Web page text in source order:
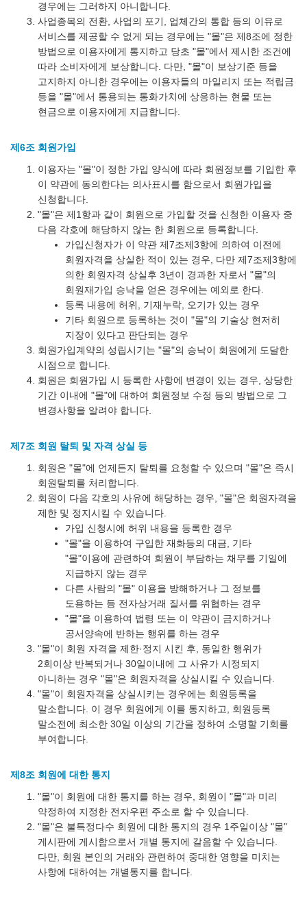
경우에는 그러하지 아니합니다.
사업종목의 전환, 사업의 포기, 업체간의 통합 등의 이유로
서비스를 제공할 수 없게 되는 경우에는 "몰"은 제8조에 정한
방법으로 이용자에게 통지하고 당초 "몰"에서 제시한 조건에
따라 소비자에게 보상합니다. 다만, "몰"이 보상기준 등을
고지하지 아니한 경우에는 이용자들의 마일리지 또는 적립금
등을 "몰"에서 통용되는 통화가치에 상응하는 현물 또는
현금으로 이용자에게 지급합니다.
제6조 회원가입
이용자는 "몰"이 정한 가입 양식에 따라 회원정보를 기입한 후
이 약관에 동의한다는 의사표시를 함으로서 회원가입을
신청합니다.
"몰"은 제1항과 같이 회원으로 가입할 것을 신청한 이용자 중
다음 각호에 해당하지 않는 한 회원으로 등록합니다.
가입신청자가 이 약관 제7조제3항에 의하여 이전에
회원자격을 상실한 적이 있는 경우, 다만 제7조제3항에
의한 회원자격 상실후 3년이 경과한 자로서 "몰"의
회원재가입 승낙을 얻은 경우에는 예외로 한다.
등록 내용에 허위, 기재누락, 오기가 있는 경우
기타 회원으로 등록하는 것이 "몰"의 기술상 현저히
지장이 있다고 판단되는 경우
회원가입계약의 성립시기는 "몰"의 승낙이 회원에게 도달한
시점으로 합니다.
회원은 회원가입 시 등록한 사항에 변경이 있는 경우, 상당한
기간 이내에 "몰"에 대하여 회원정보 수정 등의 방법으로 그
변경사항을 알려야 합니다.
제7조 회원 탈퇴 및 자격 상실 등
회원은 "몰"에 언제든지 탈퇴를 요청할 수 있으며 "몰"은 즉시
회원탈퇴를 처리합니다.
회원이 다음 각호의 사유에 해당하는 경우, "몰"은 회원자격을
제한 및 정지시킬 수 있습니다.
가입 신청시에 허위 내용을 등록한 경우
"몰"을 이용하여 구입한 재화등의 대금, 기타
"몰"이용에 관련하여 회원이 부담하는 채무를 기일에
지급하지 않는 경우
다른 사람의 "몰" 이용을 방해하거나 그 정보를
도용하는 등 전자상거래 질서를 위협하는 경우
"몰"을 이용하여 법령 또는 이 약관이 금지하거나
공서양속에 반하는 행위를 하는 경우
"몰"이 회원 자격을 제한·정지 시킨 후, 동일한 행위가
2회이상 반복되거나 30일이내에 그 사유가 시정되지
아니하는 경우 "몰"은 회원자격을 상실시킬 수 있습니다.
"몰"이 회원자격을 상실시키는 경우에는 회원등록을
말소합니다. 이 경우 회원에게 이를 통지하고, 회원등록
말소전에 최소한 30일 이상의 기간을 정하여 소명할 기회를
부여합니다.
제8조 회원에 대한 통지
"몰"이 회원에 대한 통지를 하는 경우, 회원이 "몰"과 미리
약정하여 지정한 전자우편 주소로 할 수 있습니다.
"몰"은 불특정다수 회원에 대한 통지의 경우 1주일이상 "몰"
게시판에 게시함으로서 개별 통지에 갈음할 수 있습니다.
다만, 회원 본인의 거래와 관련하여 중대한 영향을 미치는
사항에 대하여는 개별통지를 합니다.